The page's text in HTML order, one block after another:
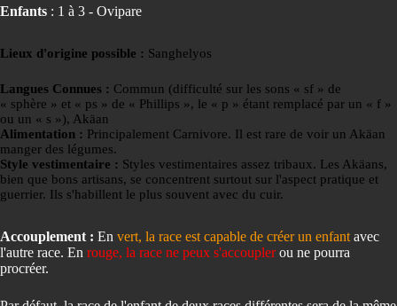
Enfants : 1 à 3 - Ovipare
Lieux d'origine possible : Sanghelyos
Langues Connues : Commun (difficulté sur les sons « sf » de
« sphère » et « ps » de « Phillips », le « p » étant remplacé par un « f »
ou un « s »), Akäan
Alimentation : Principalement Carnivore. Il est rare de voir un Akäan
manger des légumes.
Style vestimentaire : Styles vestimentaires assez tribaux. Les Akäans,
bien que bons artisans, se concentrent surtout sur l'aspect pratique et
guerrier. Ils s'habillent le plus souvent avec du cuir.
Accouplement : En vert, la race est capable de créer un enfant avec
l'autre race. En rouge, la race ne peux s'accouplerou ne pourra
procréer.